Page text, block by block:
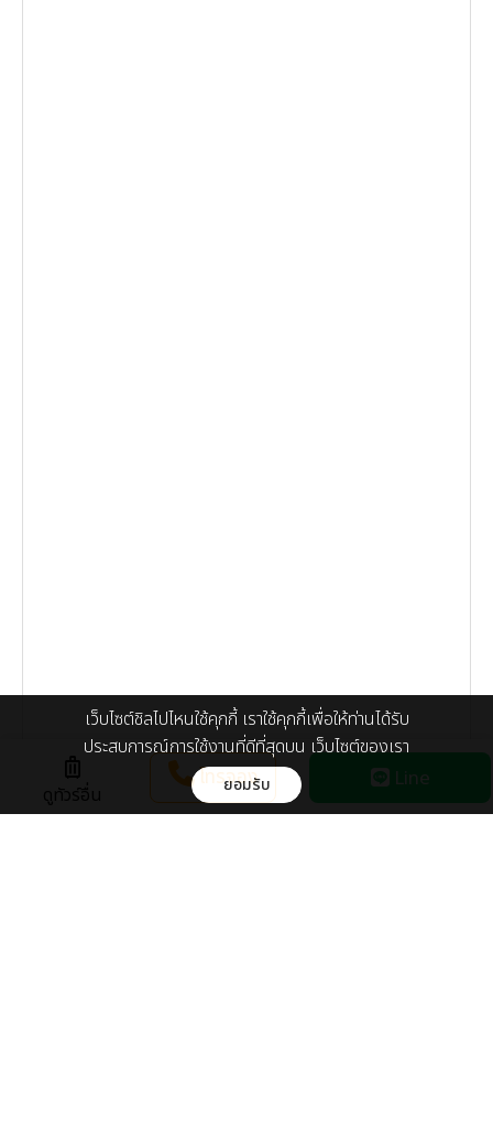
luggage
ดูทัวร์อื่น
โทรจอง Line
เว็บไซต์ชิลไปไหนใช้คุกกี้ เราใช้คุกกี้เพื่อให้ท่านได้รับ
ประสบการณ์การใช้งานที่ดีที่สุดบน เว็บไซต์ของเรา
ยอมรับ